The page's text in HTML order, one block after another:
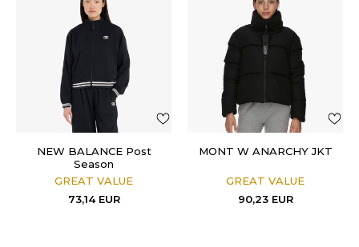
NEW BALANCE Post
Season
GREAT VALUE
73,14 EUR
MONT W ANARCHY JKT
GREAT VALUE
90,23 EUR